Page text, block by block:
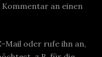
Kommentar an einen
Mail oder rufe ihn an,